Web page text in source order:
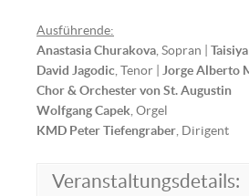
Ausführende:
Anastasia Churakova , Sopran |
David Jagodic , Tenor | Jorge Alberto
Chor & Orchester von St. Augustin
Wolfgang Capek , Orgel
KMD Peter Tiefengraber , Dirigent
Veranstaltungsdetails: